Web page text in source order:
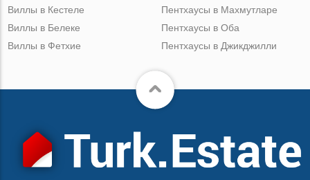
Виллы в Кестеле
Виллы в Белеке
Виллы в Фетхие
Пентхаусы в Махмутларе
Пентхаусы в Оба
Пентхаусы в Джикджилли